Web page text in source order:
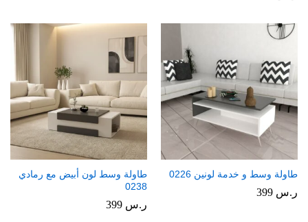
طاولة وسط و خدمة لونين 0226
ر.س
طاولة وسط لون أبيض مع رمادي
0238
ر.س